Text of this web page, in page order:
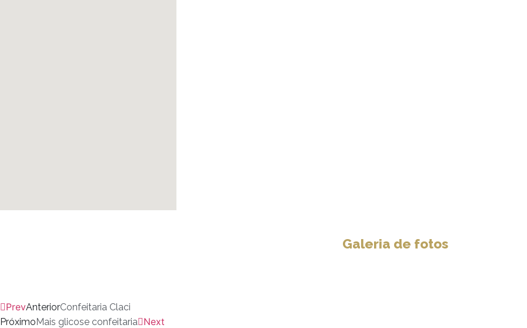
Galeria de fotos
PrevAnteriorConfeitaria Claci
PróximoMais glicose confeitaria Next